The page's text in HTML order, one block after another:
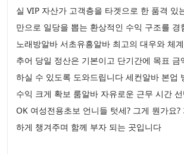
실 VIP 자산가 고객층을 타겟으로 한 품격 있
만으로 일당을 뽑는 환상적인 수익 구조를 경
노래방알바 서초유흥알바 최고의 대우와 체
추어 당일 정산은 기본이고 단기간에 목표 금
하실 수 있도록 도와드립니다 세컨알바 본업
수익 크게 확보 룸알바 자유로운 근무 시간 선
OK 여성전용초보 언니들 텃세? 그게 뭔가요
하게 챙겨주며 함께 부자 되는 곳입니다